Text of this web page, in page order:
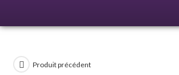
Produit précédent